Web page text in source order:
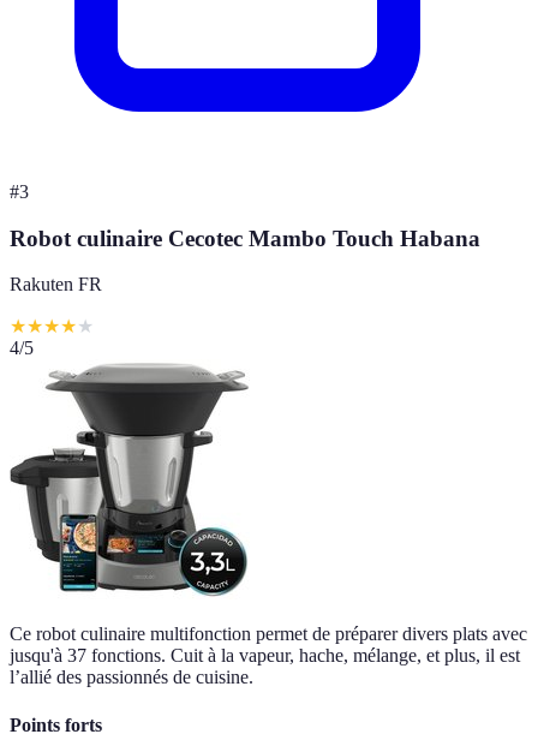
#3
Robot culinaire Cecotec Mambo Touch Habana
Rakuten FR
★★★★★
4/5
Ce robot culinaire multifonction permet de préparer divers plats avec
jusqu'à 37 fonctions. Cuit à la vapeur, hache, mélange, et plus, il est
l’allié des passionnés de cuisine.
Points forts